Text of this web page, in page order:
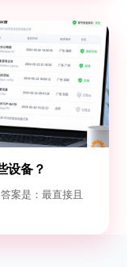
设备？
案是：最直接且